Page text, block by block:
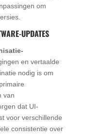
om
UPDATES
en vertaalde
nodig is om
van
dat UI-
voor verschillende
consistentie over